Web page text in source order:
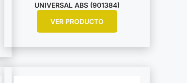
UNIVERSAL ABS (901384)
VER PRODUCTO